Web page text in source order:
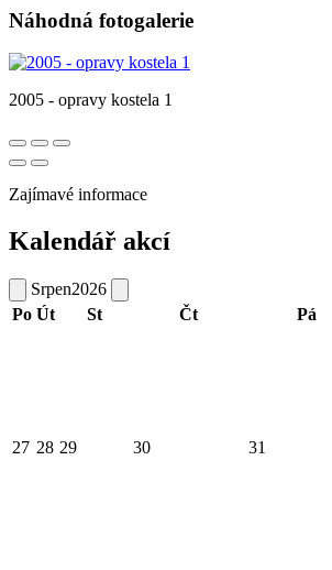
Náhodná fotogalerie
2005 - opravy kostela 1
Zajímavé informace
Kalendář akcí
Srpen2026
Po Út St Čt Pá
27 28 29 30 31